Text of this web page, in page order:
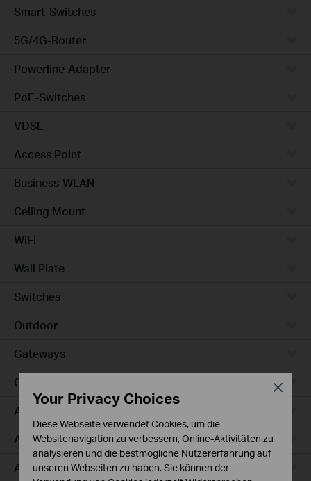
Smart-Switches
5G/4G-Router
Powerline-Adapter
PoE-Switches
VDSL
Access Point
Business-WLAN
Ceiling Mount
WiFi
Wall Plate
Switches
Outdoor
Gateways
Campus
Access Max
Aggregation
Access Plus
Your Privacy Choices
Diese Webseite verwendet Cookies, um die
Websitenavigation zu verbessern, Online-Aktivitäten zu
analysieren und die bestmögliche Nutzererfahrung auf
unseren Webseiten zu haben. Sie können der
Close